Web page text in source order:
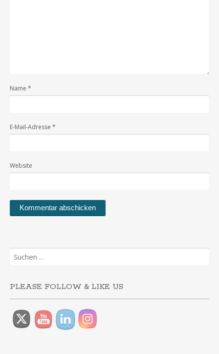
Name *
E-Mail-Adresse *
Website
Suchen
nach:
PLEASE FOLLOW & LIKE US